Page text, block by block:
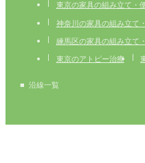
東京の家具の組み立て・
神奈川の家具の組み立て
練馬区の家具の組み立て
東京のアトピー治療
沿線一覧